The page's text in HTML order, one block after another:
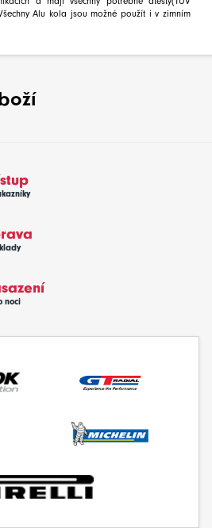
Alu kola jsou možné použít i v zimním
noci